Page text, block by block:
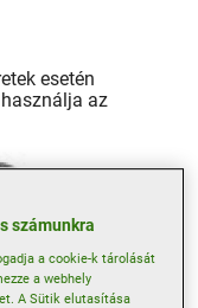
esetén
az
számunkra
a cookie-k tárolását
a webhely
A Sütik elutasítása